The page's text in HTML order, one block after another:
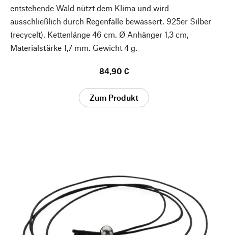
entstehende Wald nützt dem Klima und wird
ausschließlich durch Regenfälle bewässert. 925er Silber
(recycelt). Kettenlänge 46 cm. Ø Anhänger 1,3 cm,
Materialstärke 1,7 mm. Gewicht 4 g.
84,90 €
Zum Produkt